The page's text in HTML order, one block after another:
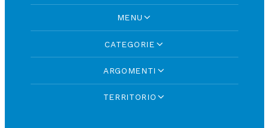
MENU
CATEGORIE
ARGOMENTI
TERRITORIO